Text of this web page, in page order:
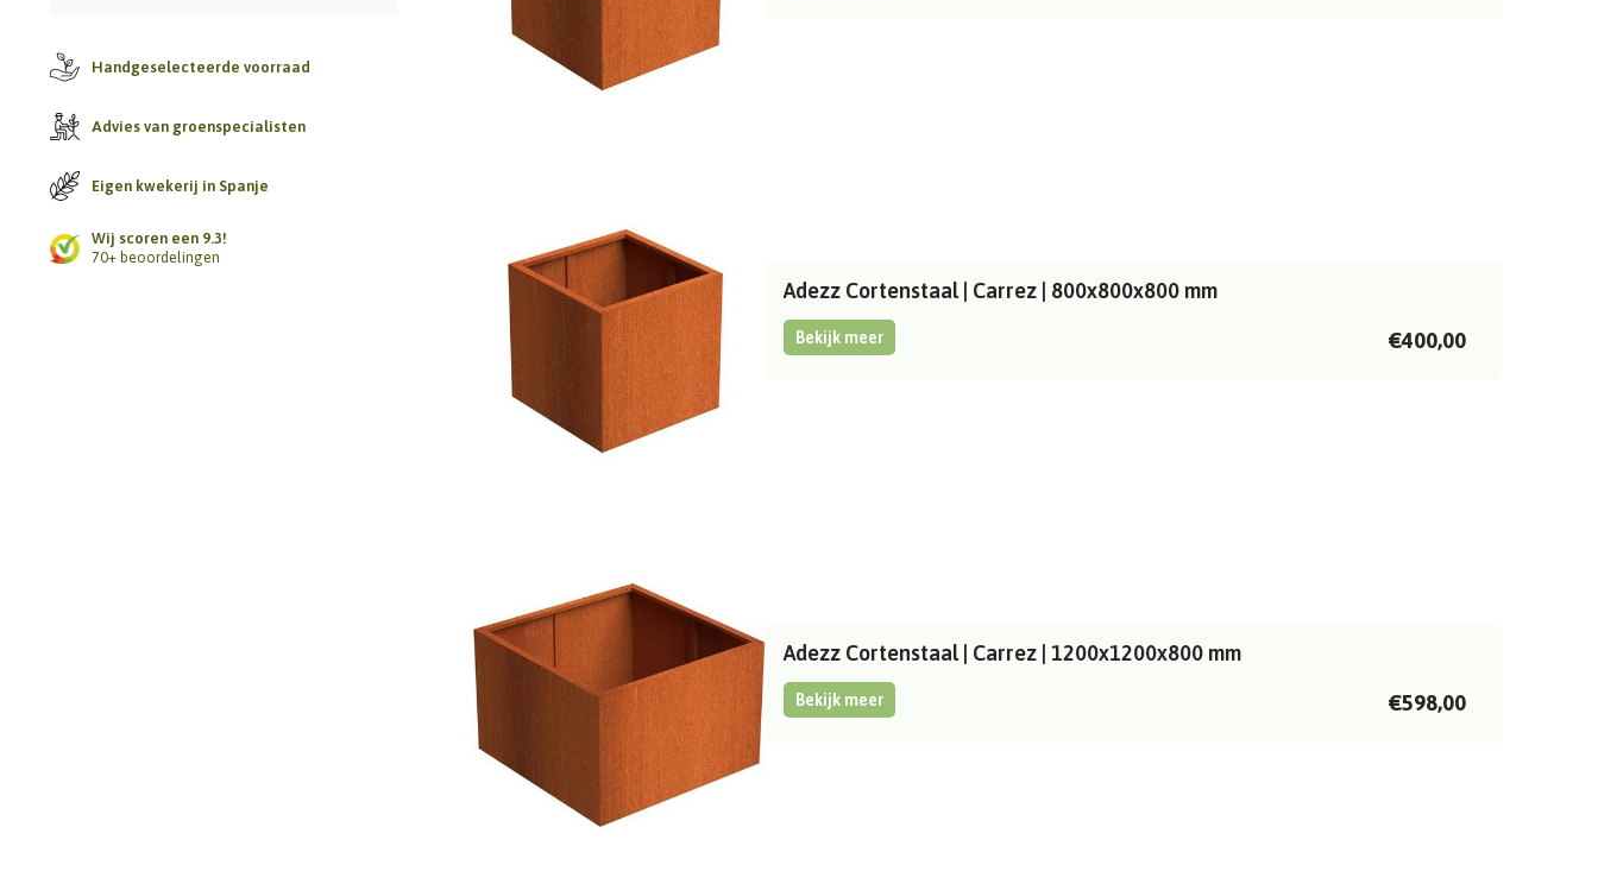
Handgeselecteerde voorraad
Advies van groenspecialisten
Eigen kwekerij in Spanje
Wij scoren een 9.3!
70+ beoordelingen
Adezz Cortenstaal | Carrez | 800x800x800 mm
Bekijk meer €400,00
Adezz Cortenstaal | Carrez | 1200x1200x800 mm
Bekijk meer €598,00